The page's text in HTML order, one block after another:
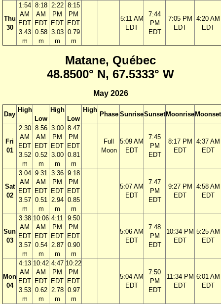
Thu
30
1:54
AM
EDT
3.43
m
8:18
AM
EDT
0.58
m
2:22
PM
EDT
3.03
m
8:15
PM
EDT
0.79
m
5:11 AM
EDT
7:44
PM
EDT
7:05 PM
EDT
4:20 AM
EDT
Matane, Québec
48.8500° N, 67.5333° W
May 2026
Day
High
Low
High
Low
High
Phase SunriseSunset Moonrise Moonset
Fri
01
2:30
AM
EDT
3.52
m
8:56
AM
EDT
0.52
m
3:00
PM
EDT
3.00
m
8:47
PM
EDT
0.81
m
Full
Moon
5:09 AM
EDT
7:45
PM
EDT
8:17 PM
EDT
4:37 AM
EDT
Sat
02
3:04
AM
EDT
3.57
m
9:31
AM
EDT
0.51
m
3:36
PM
EDT
2.94
m
9:18
PM
EDT
0.85
m
5:07 AM
EDT
7:47
PM
EDT
9:27 PM
EDT
4:58 AM
EDT
Sun
03
3:38
AM
EDT
3.57
m
10:06
AM
EDT
0.54
m
4:11
PM
EDT
2.87
m
9:50
PM
EDT
0.90
m
5:06 AM
EDT
7:48
PM
EDT
10:34 PM
EDT
5:25 AM
EDT
Mon
04
4:13
AM
EDT
3.53
m
10:42
AM
EDT
0.62
m
4:47
PM
EDT
2.78
m
10:22
PM
EDT
0.97
m
5:04 AM
EDT
7:50
PM
EDT
11:34 PM
EDT
6:01 AM
EDT